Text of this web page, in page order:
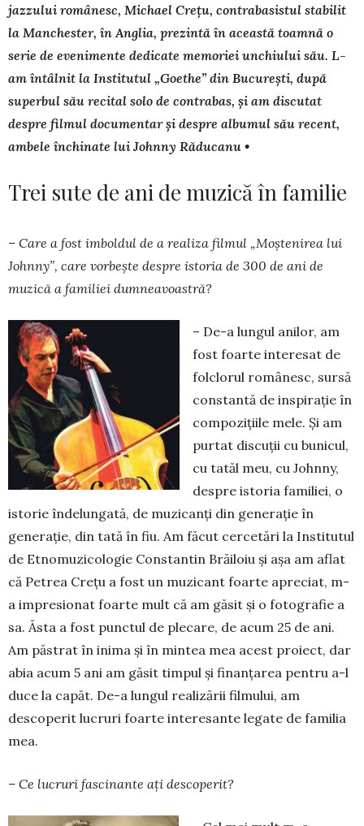
jazzului românesc, Michael Crețu, contrabasistul stabilit
la Manchester, în Anglia, prezintă în această toamnă o
serie de evenimente dedicate memoriei unchiului său. L-
am întâlnit la Institutul „Goethe” din București, după
superbul său recital solo de contrabas, și am discutat
despre filmul documentar și despre albumul său recent,
ambele închinate lui Johnny Răducanu •
Trei sute de ani de muzică în familie
– Care a fost imboldul de a realiza filmul „Moștenirea lui
Johnny”, care vorbește despre istoria de 300 de ani de
muzică a familiei dumneavoastră?
– De-a lungul anilor, am
fost foarte interesat de
folclorul românesc, sursă
constantă de inspirație în
compozițiile mele. Și am
purtat discuții cu bunicul,
cu tatăl meu, cu Johnny,
despre istoria familiei, o
istorie îndelungată, de muzicanți din generație în
generație, din tată în fiu. Am făcut cercetări la Institutul
de Etnomuzicologie Constantin Brăiloiu și așa am aflat
că Petrea Crețu a fost un muzicant foarte apreciat, m-
a impresionat foarte mult că am găsit și o fotografie a
sa. Ăsta a fost punctul de plecare, de acum 25 de ani.
Am păstrat în inima și în mintea mea acest proiect, dar
abia acum 5 ani am găsit timpul și finanțarea pentru a-l
duce la capăt. De-a lungul realizării filmului, am
descoperit lucruri foarte interesante legate de familia
mea.
– Ce lucruri fascinante ați descoperit?